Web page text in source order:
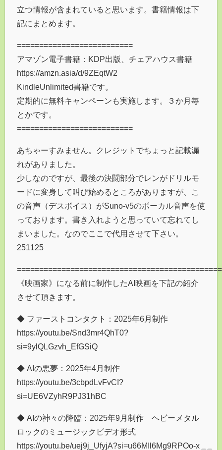
立つ情報が含まれていると思います。書籍情報は下
記にまとめます。
==========================
アマゾン電子書籍：KDP出版、チェアハウス書籍
https://amzn.asia/d/9ZEqtW2
KindleUnlimited書籍です。
定期的に無料キャンペーンも実施します。３か月毎
とかです。
==========================
あちゃーすみません。クレジットでちょっと記載漏
れがありました。
少しなのですが、最後の決闘部分でレンがドリルモ
ードに変身して叫び始めるところがありますが、こ
の音声（デスボイス）がSuno-v5のボーカル音声を使
っております。書き入れようと思っていて忘れてし
まいました。なのでここで代用させて下さい。
251125
《映画家》になる前に制作したAI映画を下記の紹介
させて頂きます。
◆ ファーストコンタクト：2025年6月制作
https://youtu.be/Snd3mr4QhT0?
si=9ylQLGzvh_EfGSiQ
◆ AIの悪夢：2025年4月制作
https://youtu.be/3cbpdLvFvCI?
si=UE6VZyhR9PJ31hBC
◆ AIの神々の降臨：2025年9月制作 ヘビーメタル
ロックのミュージックビデオ形式
https://youtu.be/uej9j_UfyjA?si=u66MIl6Mg9RPOo-x